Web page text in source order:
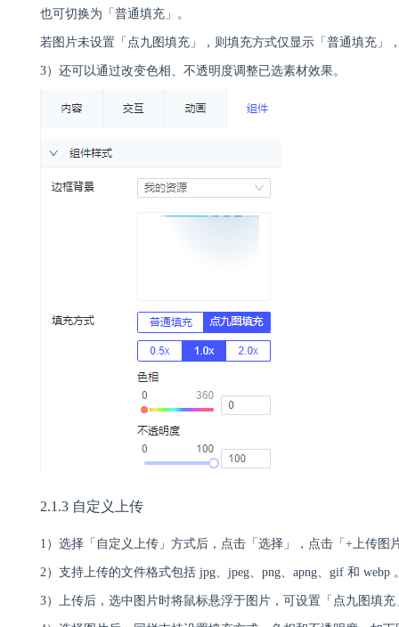
也可切换为「普通填充」。
若图片未设置「点九图填充」，则填充方式仅显示「普通填充」
3）还可以通过改变色相、不透明度调整已选素材效果。
2.1.3 自定义上传
1）选择「自定义上传」方式后，点击「选择」，点击「+上传图
2）支持上传的文件格式包括 jpg、jpeg、png、apng、gif 和 webp
3）上传后，选中图片时将鼠标悬浮于图片，可设置「点九图填充